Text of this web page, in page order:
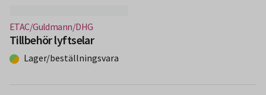
ETAC/Guldmann/DHG
Tillbehör lyftselar
(Nytt fönster)
Lager/beställningsvara